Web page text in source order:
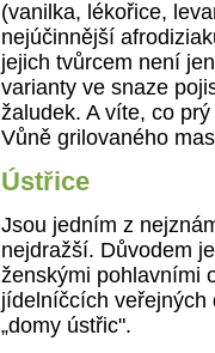
(vanilka, lékořice,
nejúčinnější
jejich tvůrcem není
varianty ve snaze
žaludek. A víte, co
Vůně grilovaného
Ústřice
Jsou jedním z
nejdražší. Důvodem
ženskými pohlavními
jídelníčcích veřejných
„domy ústřic".